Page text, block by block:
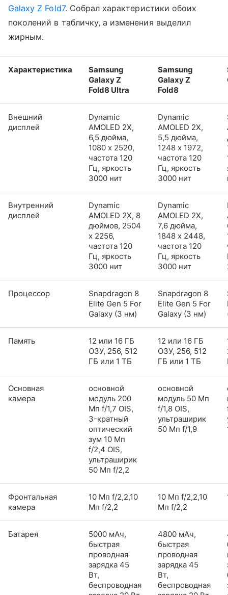
Galaxy Z Fold7. Собрал характеристики обоих
поколений в табличку, а изменения выделил
жирным.
Характеристика
Samsung
Galaxy Z
Fold8 Ultra
Samsung
Galaxy Z
Fold8
Внешний
дисплей
Dynamic
AMOLED 2X,
6,5 дюйма,
1080 x 2520,
частота 120
Гц, яркость
3000 нит
Dynamic
AMOLED 2X,
5,5 дюйма,
1248 x 1972,
частота 120
Гц, яркость
3000 нит
Внутренний
дисплей
Dynamic
AMOLED 2X, 8
дюймов, 2504
x 2256,
частота 120
Гц, яркость
3000 нит
Dynamic
AMOLED 2X,
7,6 дюйма,
1848 x 2448,
частота 120
Гц, яркость
3000 нит
Процессор
Snapdragon 8
Elite Gen 5 For
Galaxy (3 нм)
Snapdragon 8
Elite Gen 5 For
Galaxy (3 нм)
Память
12 или 16 ГБ
ОЗУ, 256, 512
ГБ или 1 ТБ
12 или 16 ГБ
ОЗУ, 256, 512
ГБ или 1 ТБ
Основная
камера
основной
модуль 200
Мп f/1,7 OIS,
3-кратный
оптический
зум 10 Мп
f/2,4 OIS,
ультраширик
50 Мп f/2,2
основной
модуль 50 Мп
f/1,8 OIS,
ультраширик
50 Мп f/1,9
Фронтальная
камера
10 Мп f/2,2,10
Мп f/2,2
10 Мп f/2,2,10
Мп f/2,2
Батарея
5000 мАч,
быстрая
проводная
зарядка 45
Вт,
беспроводная
4800 мАч,
быстрая
проводная
зарядка 45
Вт,
беспроводная